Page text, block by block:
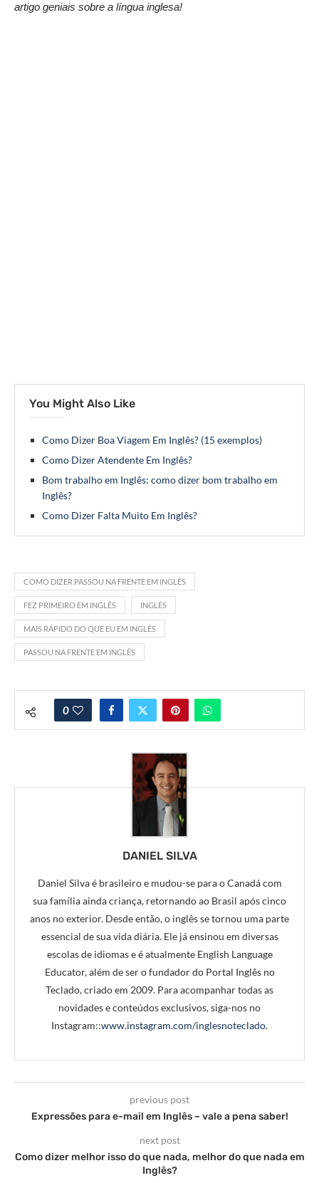
artigo geniais sobre a língua inglesa!
You Might Also Like
Como Dizer Boa Viagem Em Inglês? (15 exemplos)
Como Dizer Atendente Em Inglês?
Bom trabalho em Inglês: como dizer bom trabalho em
Inglês?
Como Dizer Falta Muito Em Inglês?
COMO DIZER PASSOU NA FRENTE EM INGLÊS
FEZ PRIMEIRO EM INGLÊS INGLÊS
MAIS RÁPIDO DO QUE EU EM INGLÊS
PASSOU NA FRENTE EM INGLÊS
0
DANIEL SILVA
Daniel Silva é brasileiro e mudou-se para o Canadá com
sua família ainda criança, retornando ao Brasil após cinco
anos no exterior. Desde então, o inglês se tornou uma parte
essencial de sua vida diária. Ele já ensinou em diversas
escolas de idiomas e é atualmente English Language
Educator, além de ser o fundador do Portal Inglês no
Teclado, criado em 2009. Para acompanhar todas as
novidades e conteúdos exclusivos, siga-nos no
Instagram::www.instagram.com/inglesnoteclado.
previous post
Expressões para e-mail em Inglês – vale a pena saber!
next post
Como dizer melhor isso do que nada, melhor do que nada em
Inglês?